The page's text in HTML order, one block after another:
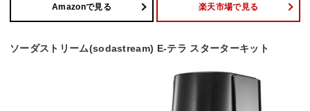
Amazonで見る 楽天市場で見る
ソーダストリーム(sodastream) E-テラ スターターキット